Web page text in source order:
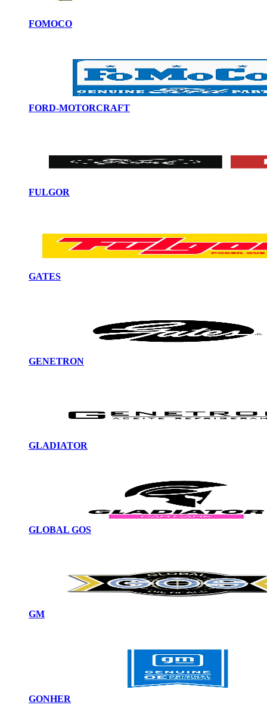
FOMOCO
FORD-MOTORCRAFT
FULGOR
GATES
GENETRON
GLADIATOR
GLOBAL GOS
GM
GONHER